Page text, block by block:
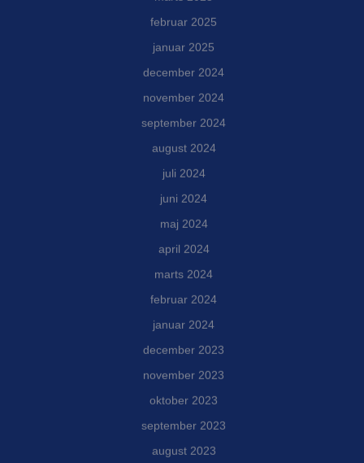
februar 2025
januar 2025
december 2024
november 2024
september 2024
august 2024
juli 2024
juni 2024
maj 2024
april 2024
marts 2024
februar 2024
januar 2024
december 2023
november 2023
oktober 2023
september 2023
august 2023